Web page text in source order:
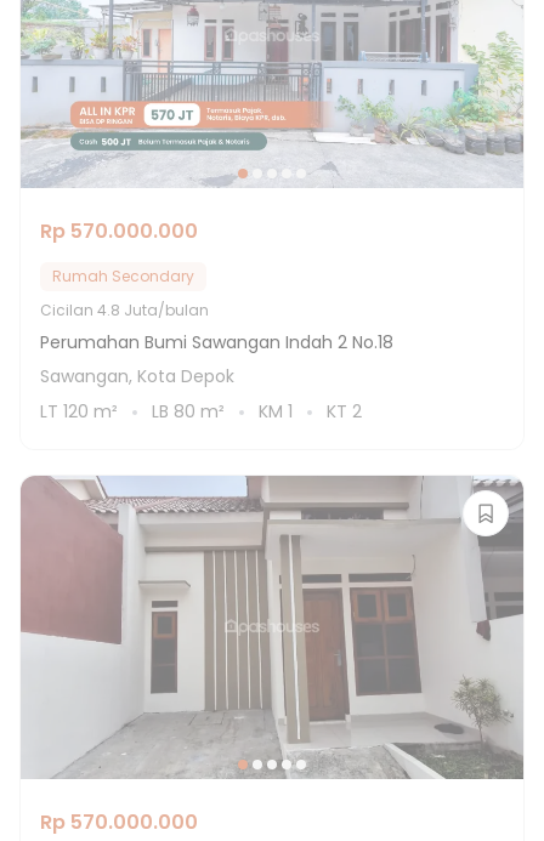
Rp 570.000.000
Rumah Secondary
Cicilan 4.8 Juta/bulan
Perumahan Bumi Sawangan Indah 2 No.18
Sawangan, Kota Depok
LT 120 m² LB 80 m² KM 1 KT 2
Rp 570.000.000